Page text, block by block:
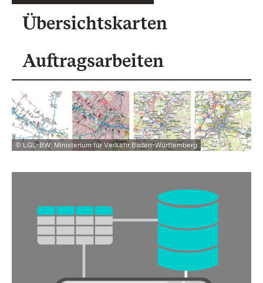
Übersichtskarten
Auftragsarbeiten
© LGL-BW, Ministerium für Verkehr Baden-Württemberg